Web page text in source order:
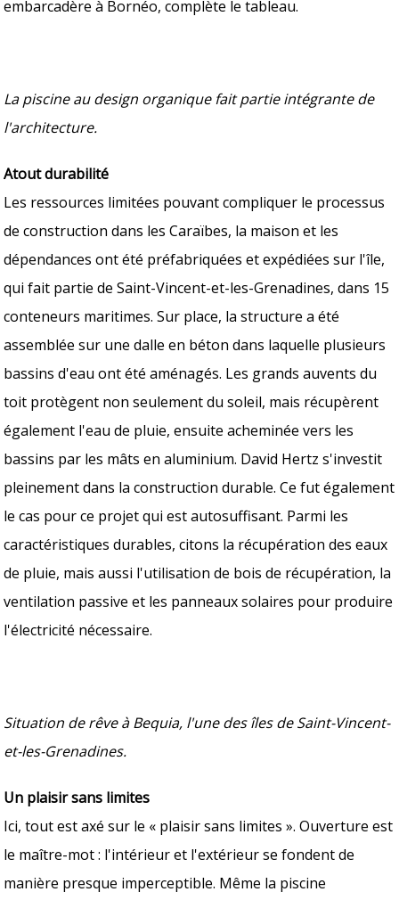
embarcadère à Bornéo, complète le tableau.
La piscine au design organique fait partie intégrante de
l'architecture.
Atout durabilité
Les ressources limitées pouvant compliquer le processus
de construction dans les Caraïbes, la maison et les
dépendances ont été préfabriquées et expédiées sur l'île,
qui fait partie de Saint-Vincent-et-les-Grenadines, dans 15
conteneurs maritimes. Sur place, la structure a été
assemblée sur une dalle en béton dans laquelle plusieurs
bassins d'eau ont été aménagés. Les grands auvents du
toit protègent non seulement du soleil, mais récupèrent
également l'eau de pluie, ensuite acheminée vers les
bassins par les mâts en aluminium. David Hertz s'investit
pleinement dans la construction durable. Ce fut également
le cas pour ce projet qui est autosuffisant. Parmi les
caractéristiques durables, citons la récupération des eaux
de pluie, mais aussi l'utilisation de bois de récupération, la
ventilation passive et les panneaux solaires pour produire
l'électricité nécessaire.
Situation de rêve à Bequia, l'une des îles de Saint-Vincent-
et-les-Grenadines.
Un plaisir sans limites
Ici, tout est axé sur le « plaisir sans limites ». Ouverture est
le maître-mot : l'intérieur et l'extérieur se fondent de
manière presque imperceptible. Même la piscine